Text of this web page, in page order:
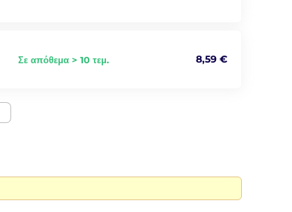
Σε απόθεμα > 10 τεμ. 8,59 €